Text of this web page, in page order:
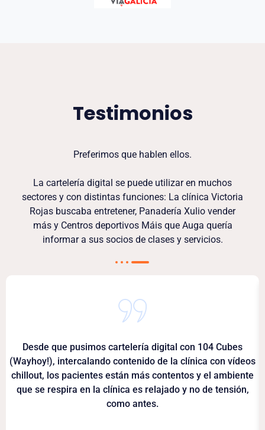
Testimonios
Preferimos que hablen ellos.
La cartelería digital se puede utilizar en muchos
sectores y con distintas funciones: La clínica Victoria
Rojas buscaba entretener, Panadería Xulio vender
más y Centros deportivos Máis que Auga quería
informar a sus socios de clases y servicios.
Desde que pusimos cartelería digital con 104 Cubes
(Wayhoy!), intercalando contenido de la clínica con vídeos
chillout, los pacientes están más contentos y el ambiente
que se respira en la clínica es relajado y no de tensión,
como antes.